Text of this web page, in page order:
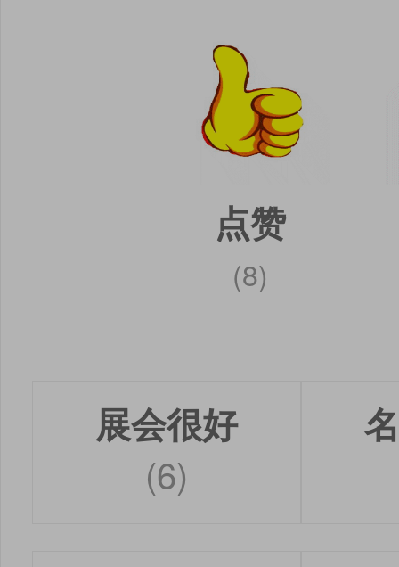
点赞
(8)
展会很好
(6)